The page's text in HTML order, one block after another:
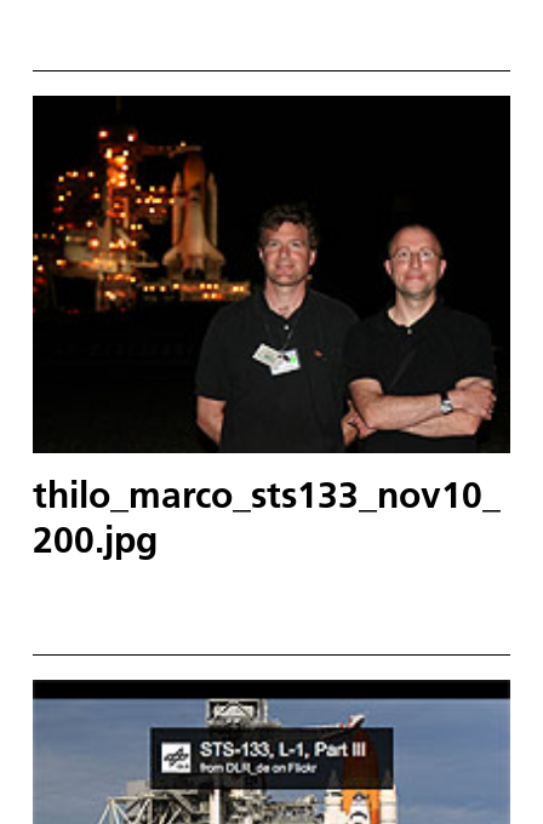
thilo_marco_sts133_nov10_
200.jpg